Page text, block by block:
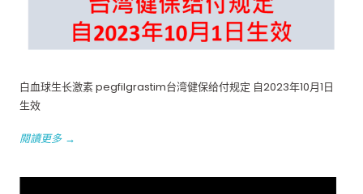
白血球生长激素 pegfilgrastim台湾健保给付规定 自2023年10月1日
生效
閱讀更多 →